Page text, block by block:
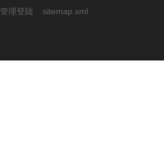
管理登陆 sitemap.xml